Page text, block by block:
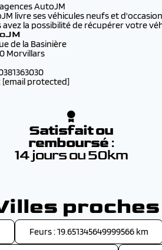
AutoJM
livre ses véhicules neufs et
avez la possibilité de récupérer votre
de la Basinière
Morvillars
[email protected]
Satisfait ou
remboursé :
14 jours ou 50km
Feurs : 19.651345649999566 km